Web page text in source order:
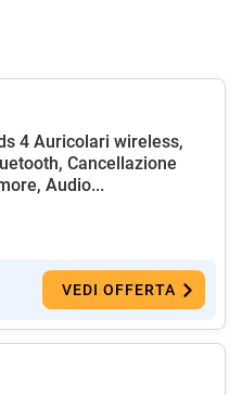
4 Auricolari wireless,
Cancellazione
Audio...
VEDI OFFERTA